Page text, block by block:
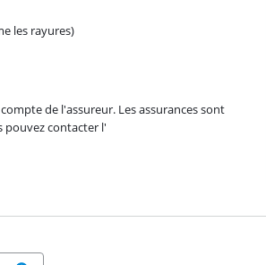
les rayures)
de l'assureur. Les assurances sont
pouvez contacter l'